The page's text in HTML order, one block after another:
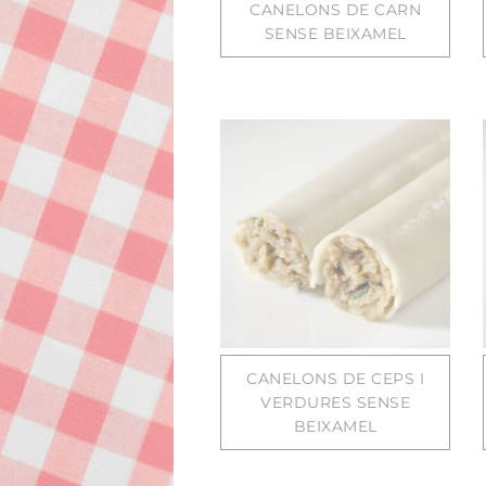
CANELONS DE CARN
SENSE BEIXAMEL
CANELONS DE CEPS I
VERDURES SENSE
BEIXAMEL